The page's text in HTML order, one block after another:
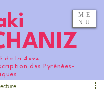
ME
NU
de la 4 eme
des Pyrénées-